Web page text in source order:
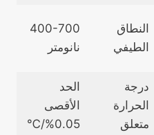
النطاق
الطيفي
400-700
نانومتر
درجة
الحرارة
متعلق
الحد
الأقصى
0.05%/℃